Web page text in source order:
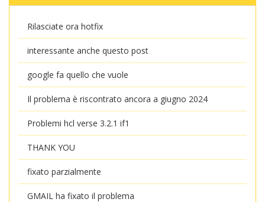
Rilasciate ora hotfix
interessante anche questo post
google fa quello che vuole
Il problema è riscontrato ancora a giugno 2024
Problemi hcl verse 3.2.1 if1
THANK YOU
fixato parzialmente
GMAIL ha fixato il problema